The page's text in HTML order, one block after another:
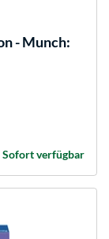
- Munch:
Sofort verfügbar